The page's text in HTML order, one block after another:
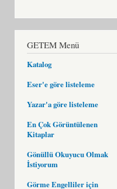
GETEM Menü
Katalog
Eser'e göre listeleme
Yazar'a göre listeleme
En Çok Görüntülenen
Kitaplar
Gönüllü Okuyucu Olmak
İstiyorum
Görme Engelliler için